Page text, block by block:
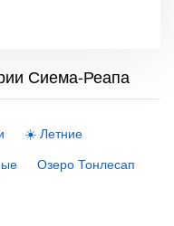
Сиема-Реапа
☀️ Летние
Озеро Тонлесап